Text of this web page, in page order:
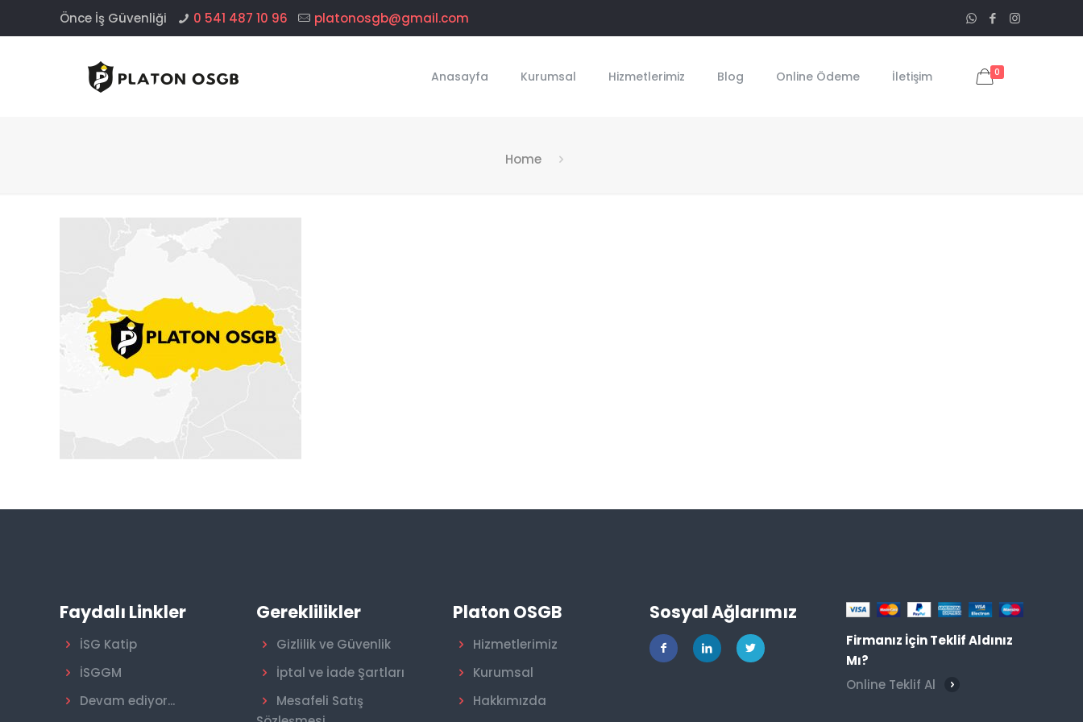
Önce İş Güvenliği 0 541 487 10 96 platonosgb@gmail.com
Anasayfa Kurumsal Hizmetlerimiz Blog Online Ödeme İletişim 0
Home
Faydalı Linkler
İSG Katip
İSGGM
Devam ediyor...
Gereklilikler
Gizlilik ve Güvenlik
İptal ve İade Şartları
Mesafeli Satış
Platon OSGB
Hizmetlerimiz
Kurumsal
Hakkımızda
Sosyal Ağlarımız
Firmanız İçin Teklif Aldınız
Mı?
Online Teklif Al